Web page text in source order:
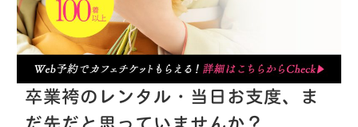
卒業袴のレンタル・当日お支度、ま
だ先だと思っていませんか？